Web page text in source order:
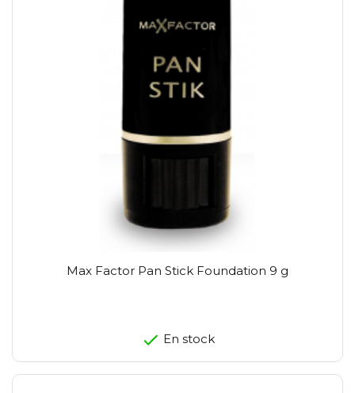
Max Factor Pan Stick Foundation 9 g
En stock